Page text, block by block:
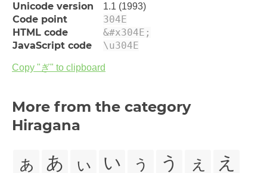
Unicode version 1.1 (1993)
Code point
304E
HTML code
&#x304E;
JavaScript code
\u304E
Copy "ぎ" to clipboard
More from the category
Hiragana
ぁ あ ぃ い ぅ う ぇ
え